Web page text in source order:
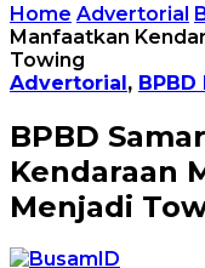
Home Advertorial
Manfaatkan
Towing
Advertorial,
BPBD
Kendaraan
Menjadi